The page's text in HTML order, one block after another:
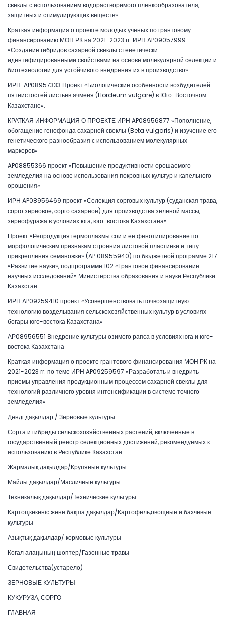
свеклы с использованием водорастворимого пленкообразователя,
защитных и стимулирующих веществ»
Краткая информация о проекте молодых ученых по грантовому
финансированию МОН РК на 2021-2023 гг. ИРН AP09057999
«Создание гибридов сахарной свеклы с генетически
идентифицированными свойствами на основе молекулярной селекции и
биотехнологии для устойчивого внедрения их в производство»
ИРН: AP08957333 Проект «Биологические особенности возбудителей
пятнистостей листьев ячменя (Hordeum vulgare) в Юго-Восточном
Казахстане».
КРАТКАЯ ИНФОРМАЦИЯ О ПРОЕКТЕ ИРН AP08956877 «Пополнение,
обогащение генофонда сахарной свеклы (Beta vulgaris) и изучение его
генетического разнообразия с использованием молекулярных
маркеров»
AP08855366 проект «Повышение продуктивности орошаемого
земледелия на основе использования покровных культур и капельного
орошения»
ИРН AP08956469 проект «Селекция сорговых культур (суданская трава,
сорго зерновое, сорго сахарное) для производства зеленой массы,
зернофуража в условиях юга, юго-востока Казахстана»
Проект «Репродукция гермоплазмы сои и ее фенотипирование по
морфологическим признакам строения листовой пластинки и типу
прикрепления семяножки» (AP 08955940) по бюджетной программе 217
«Развитие науки», подпрограмме 102 «Грантовое финансирование
научных исследований» Министерства образования и науки Республики
Казахстан
ИРН AP09259410 проект «Усовершенствовать почвозащитную
технологию возделывания сельскохозяйственных культур в условиях
богары юго-востока Казахстана»
АР08956551 Внедрение культуры озимого рапса в условиях юга и юго-
востока Казахстана
Краткая информация о проекте грантового финансирования МОН РК на
2021-2023 гг. по теме ИРН AP09259597 «Разработать и внедрить
приемы управления продукционным процессом сахарной свеклы для
технологий различного уровня интенсификации в системе точного
земледелия»
Дәнді дақылдар / Зерновые культуры
Сорта и гибриды сельскохозяйственных растений, включенные в
государственный реестр селекционных достижений, рекомендуемых к
использованию в Республике Казахстан
Жармалық дақылдар/Крупяные культуры
Майлы дақылдар/Масличные культуры
Техникалық дақылдар/Технические культуры
Картоп,көкөніс және бақша дақылдар/Картофель,овощные и бахчевые
культуры
Азықтық дақылдар/ кормовые культуры
Көгал алаңының шөптер/Газонные травы
Свидетельства(устарело)
ЗЕРНОВЫЕ КУЛЬТУРЫ
КУКУРУЗА, СОРГО
ГЛАВНАЯ